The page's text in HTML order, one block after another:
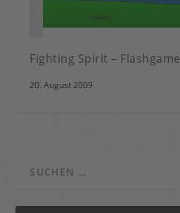
Fighting Spirit – Flashgame
20. August 2009